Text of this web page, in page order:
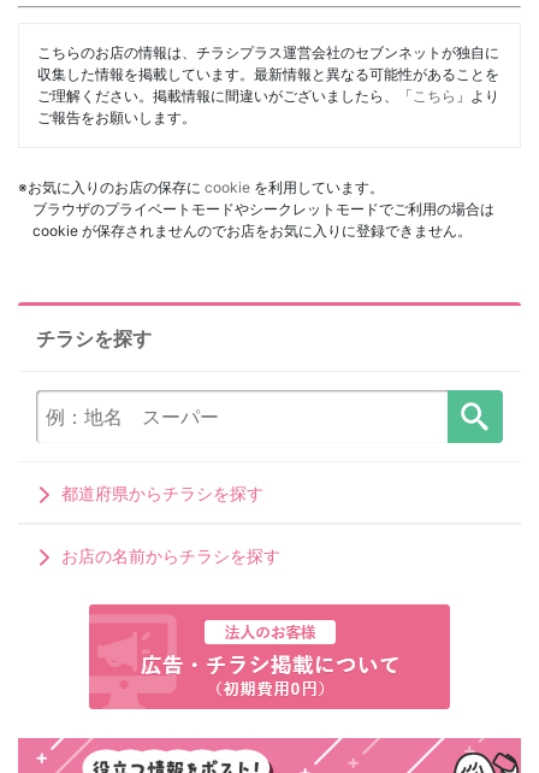
こちらのお店の情報は、チラシプラス運営会社のセブンネットが独自に
収集した情報を掲載しています。最新情報と異なる可能性があることを
ご理解ください。掲載情報に間違いがございましたら、「 こちら 」より
ご報告をお願いします。
※お気に入りのお店の保存に cookie を利用しています。
ブラウザのプライベートモードやシークレットモードでご利用の場合は
cookie が保存されませんのでお店をお気に入りに登録できません。
チラシを探す
都道府県からチラシを探す
お店の名前からチラシを探す